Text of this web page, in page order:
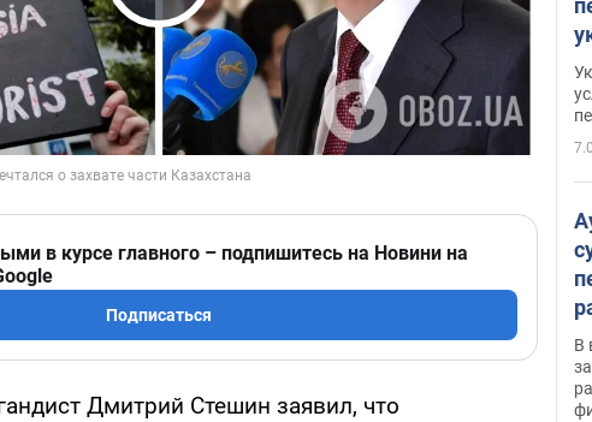
Play Video
в курсе главного – подпишитесь на Новини на
Подписаться
Дмитрий Стешин заявил, что
В